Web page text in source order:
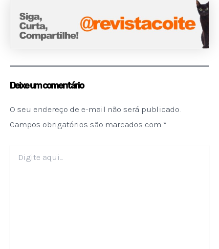
Deixe um comentário
O seu endereço de e-mail não será publicado.
Campos obrigatórios são marcados com *
aqui...